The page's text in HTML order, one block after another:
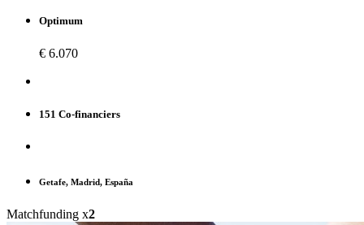
Optimum
€ 6.070
151 Co-financiers
Getafe, Madrid, España
Matchfunding x2